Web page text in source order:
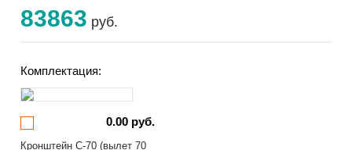
83863 руб.
Комплектация:
0.00 руб.
Кронштейн С-70 (вылет 70